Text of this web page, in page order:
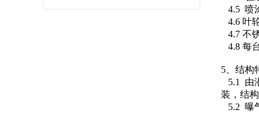
4.5 喷
4.6 叶
4.7 不
4.8 每
5、结构
5.1 由
装，结
5.2 曝